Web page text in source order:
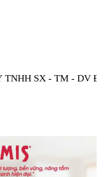
TNHH SX - TM - DV